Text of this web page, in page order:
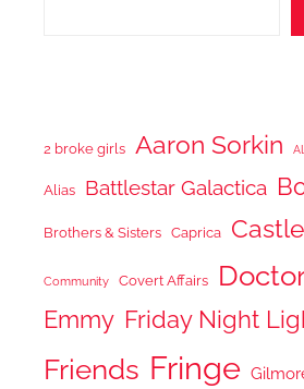
2 broke girls Aaron Sorkin
Alias Battlestar Galactica
Brothers & Sisters Caprica Castle
Community Covert Affairs
Emmy Friday Night
Friends Fringe